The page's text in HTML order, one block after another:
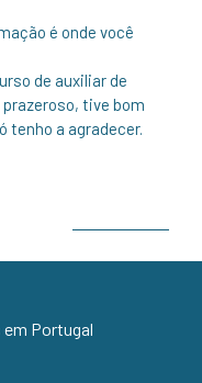
é onde você
de auxiliar de
tive bom
tenho a agradecer.
em Portugal